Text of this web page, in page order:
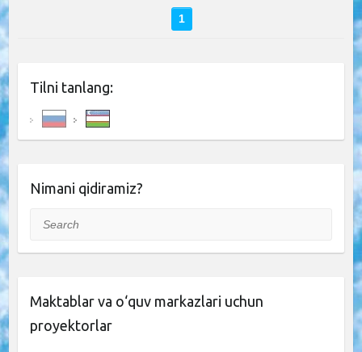
1
Tilni tanlang:
Nimani qidiramiz?
Search
Maktablar va o‘quv markazlari uchun
proyektorlar